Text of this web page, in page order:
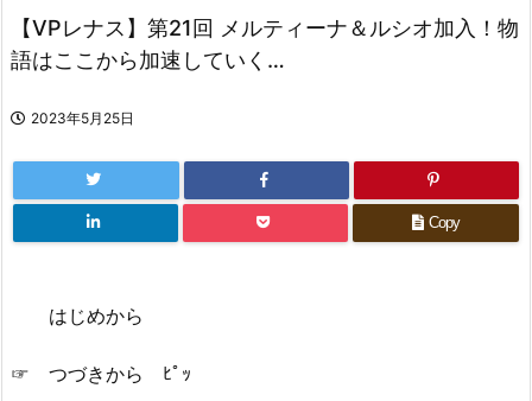
【VPレナス】第21回 メルティーナ＆ルシオ加入！物
語はここから加速していく…
2023年5月25日
Copy
はじめから
☞ つづきから ﾋﾟｯ